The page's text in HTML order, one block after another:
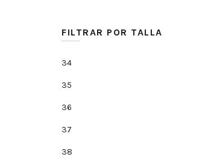
FILTRAR POR TALLA
34
35
36
37
38